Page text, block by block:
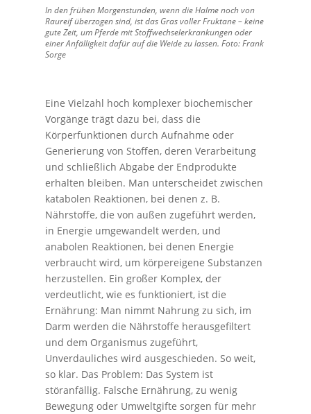
In den frühen Morgenstunden, wenn die Halme noch von
Raureif überzogen sind, ist das Gras voller Fruktane – keine
gute Zeit, um Pferde mit Stoffwechselerkrankungen oder
einer Anfälligkeit dafür auf die Weide zu lassen. Foto: Frank
Sorge
Eine Vielzahl hoch komplexer biochemischer
Vorgänge trägt dazu bei, dass die
Körperfunktionen durch Aufnahme oder
Generierung von Stoffen, deren Verarbeitung
und schließlich Abgabe der Endprodukte
erhalten bleiben. Man unterscheidet zwischen
katabolen Reaktionen, bei denen z. B.
Nährstoffe, die von außen zugeführt werden,
in Energie umgewandelt werden, und
anabolen Reaktionen, bei denen Energie
verbraucht wird, um körpereigene Substanzen
herzustellen. Ein großer Komplex, der
verdeutlicht, wie es funktioniert, ist die
Ernährung: Man nimmt Nahrung zu sich, im
Darm werden die Nährstoffe herausgefiltert
und dem Organismus zugeführt,
Unverdauliches wird ausgeschieden. So weit,
so klar. Das Problem: Das System ist
störanfällig. Falsche Ernährung, zu wenig
Bewegung oder Umweltgifte sorgen für mehr